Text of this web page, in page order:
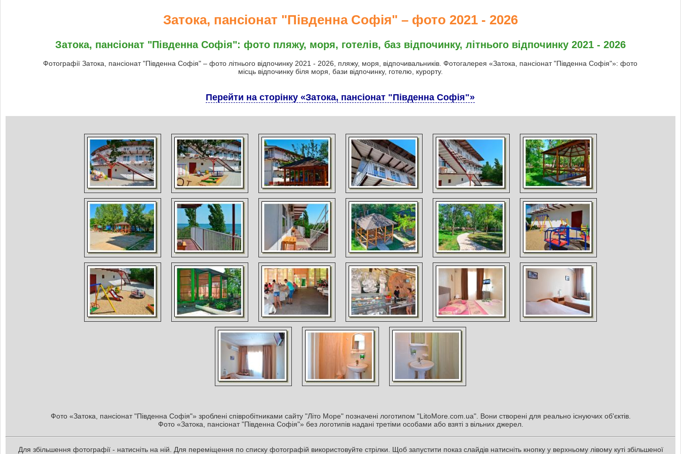
Затока, пансіонат "Південна Софія" – фото 2021 - 2026
Затока, пансіонат "Південна Софія": фото пляжу, моря, готелів, баз відпочинку, літнього відпочинку 2021 - 2026
Фотографії Затока, пансіонат "Південна Софія" – фото літнього відпочинку 2021 - 2026, пляжу, моря, відпочивальників. Фотогалерея «Затока, пансіонат "Південна Софія"»: фото
місць відпочинку біля моря, бази відпочинку, готелю, курорту.
Перейти на сторінку «Затока, пансіонат "Південна Софія"»
Фото «Затока, пансіонат "Південна Софія"» зроблені співробітниками сайту "Літо Море" позначені логотипом "LitoMore.com.ua". Вони створені для реально існуючих об'єктів.
Фото «Затока, пансіонат "Південна Софія"» без логотипів надані третіми особами або взяті з вільних джерел.
Для збільшення фотографії - натисніть на ній. Для переміщення по списку фотографій використовуйте стрілки. Щоб запустити показ слайдів натисніть кнопку у верхньому лівому куті збільшеної